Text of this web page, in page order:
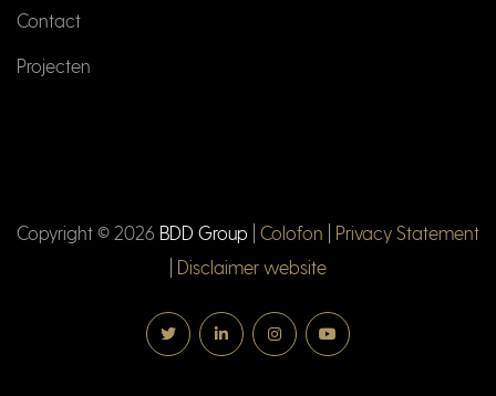
Contact
Projecten
Copyright © 2026 BDD Group Colofon
Privacy Statement
Disclaimer website